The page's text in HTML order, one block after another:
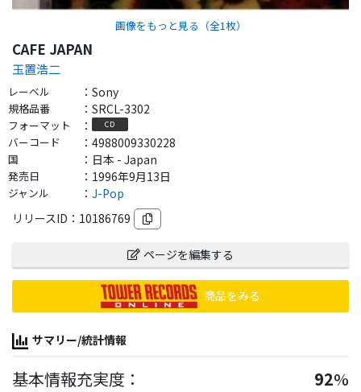
画像をもっと見る（全1 枚）
CAFE JAPAN
玉置浩二
レーベル ： Sony
規格品番 ： SRCL-3302
フォーマット ： CD
バーコード ： 4988009330228
国 ： 日本 - Japan
発売日 ： 1996年9月13日
ジャンル ： J-Pop
リリースID： 10186769
ページを編集する
商品をみる
サマリー/統計情報
基本情報充実度： 92%